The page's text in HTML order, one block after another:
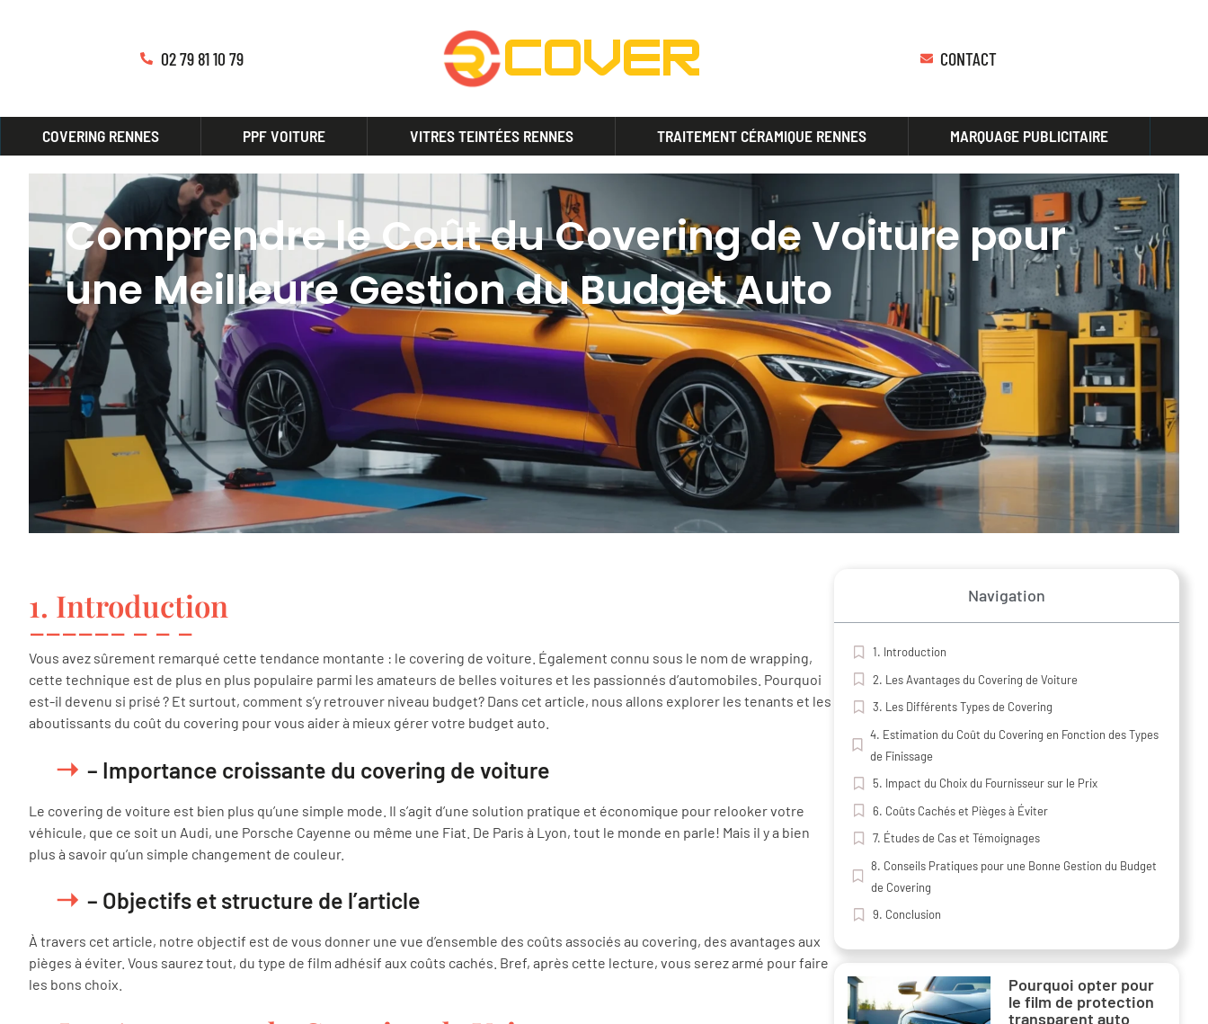
02 79 81 10 79 CONTACT
COVERING RENNES PPF VOITURE VITRES TEINTÉES RENNES TRAITEMENT CÉRAMIQUE RENNES MARQUAGE PUBLICITAIRE
Comprendre le Coût du Covering de Voiture pour
une Meilleure Gestion du Budget Auto
1. Introduction
Vous avez sûrement remarqué cette tendance montante : le covering de voiture. Également connu sous le nom de wrapping,
cette technique est de plus en plus populaire parmi les amateurs de belles voitures et les passionnés d’automobiles. Pourquoi
est-il devenu si prisé ? Et surtout, comment s’y retrouver niveau budget? Dans cet article, nous allons explorer les tenants et les
aboutissants du coût du covering pour vous aider à mieux gérer votre budget auto.
– Importance croissante du covering de voiture
Le covering de voiture est bien plus qu’une simple mode. Il s’agit d’une solution pratique et économique pour relooker votre
véhicule, que ce soit un Audi, une Porsche Cayenne ou même une Fiat. De Paris à Lyon, tout le monde en parle! Mais il y a bien
plus à savoir qu’un simple changement de couleur.
– Objectifs et structure de l’article
À travers cet article, notre objectif est de vous donner une vue d’ensemble des coûts associés au covering, des avantages aux
pièges à éviter. Vous saurez tout, du type de film adhésif aux coûts cachés. Bref, après cette lecture, vous serez armé pour faire
les bons choix.
Navigation
1. Introduction
2. Les Avantages du Covering de Voiture
3. Les Différents Types de Covering
4. Estimation du Coût du Covering en Fonction des Types
de Finissage
5. Impact du Choix du Fournisseur sur le Prix
6. Coûts Cachés et Pièges à Éviter
7. Études de Cas et Témoignages
8. Conseils Pratiques pour une Bonne Gestion du Budget
de Covering
9. Conclusion
Pourquoi opter pour
le film de protection
transparent auto